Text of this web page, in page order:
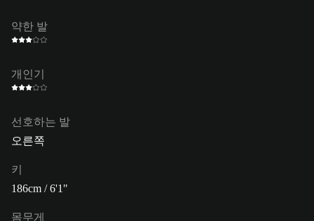
약한 발
개인기
선호하는 발
오른쪽
키
186cm / 6'1"
몸무게